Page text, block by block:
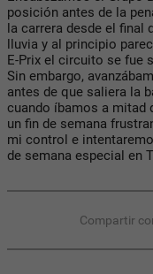
posición antes de la
la carrera desde el final
lluvia y al principio
E-Prix el circuito se fue
Sin embargo,
antes de que saliera la
cuando íbamos a mitad
un fin de semana
mi control e
de semana especial en
Compartir